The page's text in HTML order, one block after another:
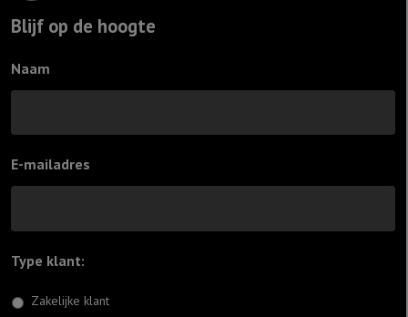
Blijf op de hoogte
Naam
E-mailadres
Type klant:
Zakelijke klant